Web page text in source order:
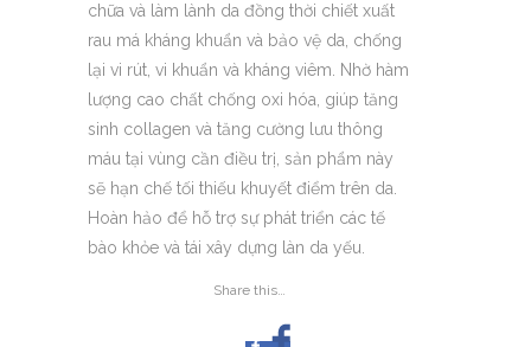
chữa và làm lành da đồng thời chiết xuất
rau má kháng khuẩn và bảo vệ da, chống
lại vi rút, vi khuẩn và kháng viêm. Nhờ hàm
lượng cao chất chống oxi hóa, giúp tăng
sinh collagen và tăng cường lưu thông
máu tại vùng cần điều trị, sản phẩm này
sẽ hạn chế tối thiếu khuyết điểm trên da.
Hoàn hảo để hỗ trợ sự phát triển các tế
bào khỏe và tái xây dựng làn da yếu.
Share this…